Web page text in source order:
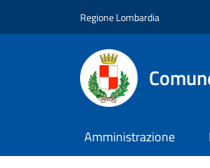
Regione Lombardia
Amministrazione